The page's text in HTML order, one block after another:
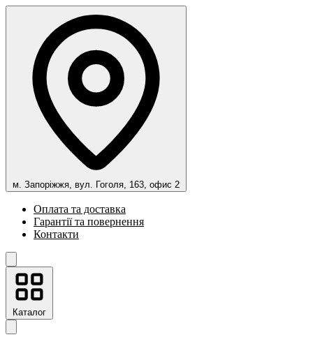
м. Запоріжжя, вул. Гоголя, 163, офис 2
Оплата та доставка
Гарантії та повернення
Контакти
Каталог